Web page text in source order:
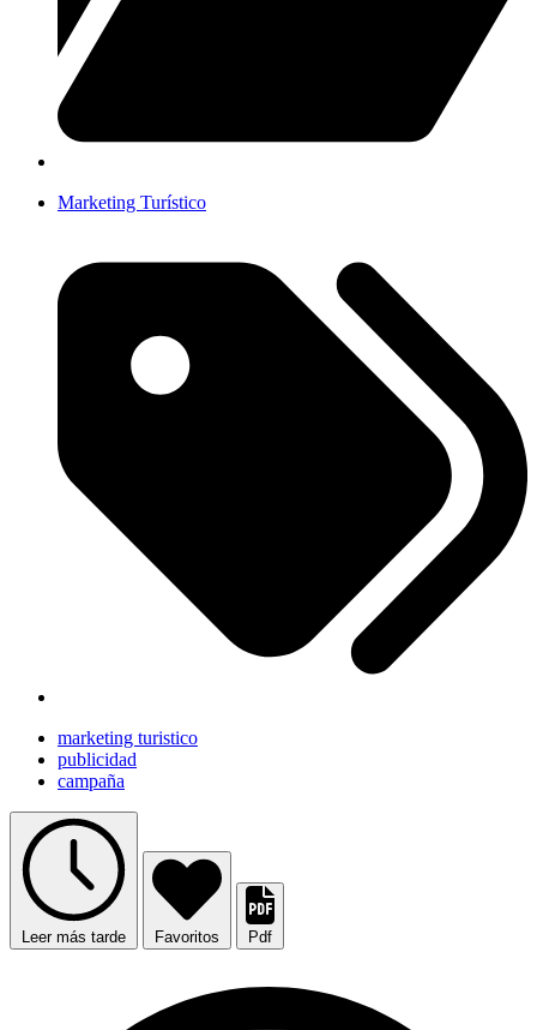
Marketing Turístico
marketing turistico
publicidad
campaña
Leer más tarde Favoritos Pdf